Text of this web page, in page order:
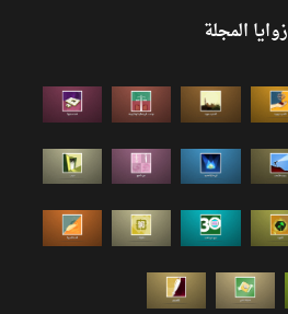
زوايا المجلة